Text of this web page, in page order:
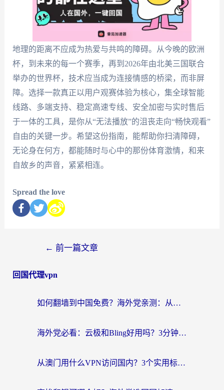
地理的距离不应成为热爱与共鸣的障碍。从今晚的欧洲
杯，到未来的每一个赛季，再到2026年由北美三国联合
举办的世界杯，技术应当成为连接情感的桥梁，而非屏
障。选择一款真正以用户观赛体验为核心，集全球智能
线路、多端支持、稳定高速专线、安全加密与实时售后
于一体的工具，是你从“无法播放”的沮丧走向“畅快观看”
自由的关键一步。希望这份指南，能帮助你扫清障碍，
无论身在何方，都能随时与心中的那份体育激情，和来
自故乡的声音，紧紧相连。
Spread the love
← 前一篇文章
回国代理vpn
如何翻墙到中国免费？海外党亲测：从踩坑到选对加速器的全攻略
海外党必看：云极和Bling好用吗？3分钟教你选对回国加速器
从澳门用什么VPN访问国内？3个实用标准帮你避开坑，无缝刷剧听歌